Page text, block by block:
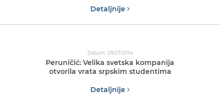
Detaljnije
Datum: 29.07.2014
Peruničić: Velika svetska kompanija
otvorila vrata srpskim studentima
Detaljnije